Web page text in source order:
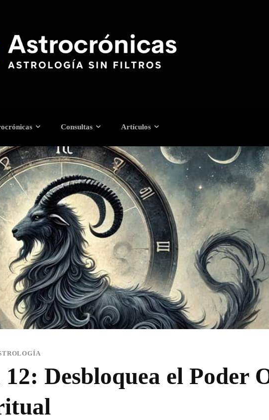
Consultas Artículos
Desbloquea el Poder